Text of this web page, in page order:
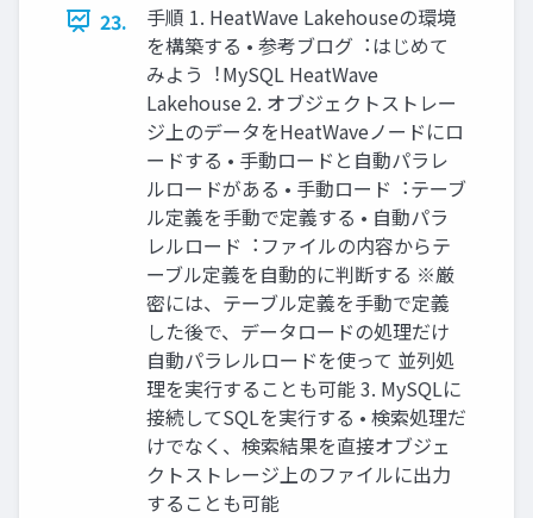
23.
⼿順 1. HeatWave Lakehouseの環境
を構築する • 参考ブログ︓はじめて
みよう︕MySQL HeatWave
Lakehouse 2. オブジェクトストレー
ジ上のデータをHeatWaveノードにロ
ードする • ⼿動ロードと⾃動パラレ
ルロードがある • ⼿動ロード︓テーブ
ル定義を⼿動で定義する • ⾃動パラ
レルロード︓ファイルの内容からテ
ーブル定義を⾃動的に判断する ※厳
密には、テーブル定義を⼿動で定義
した後で、データロードの処理だけ
⾃動パラレルロードを使って 並列処
理を実⾏することも可能 3. MySQLに
接続してSQLを実⾏する • 検索処理だ
けでなく、検索結果を直接オブジェ
クトストレージ上のファイルに出⼒
することも可能